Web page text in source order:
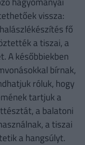
vissza:
fő
a tiszai, a
A későbbiekben
bírnak,
róluk, hogy
tartjuk a
a balatoni
a tiszai
a hangsúlyt.